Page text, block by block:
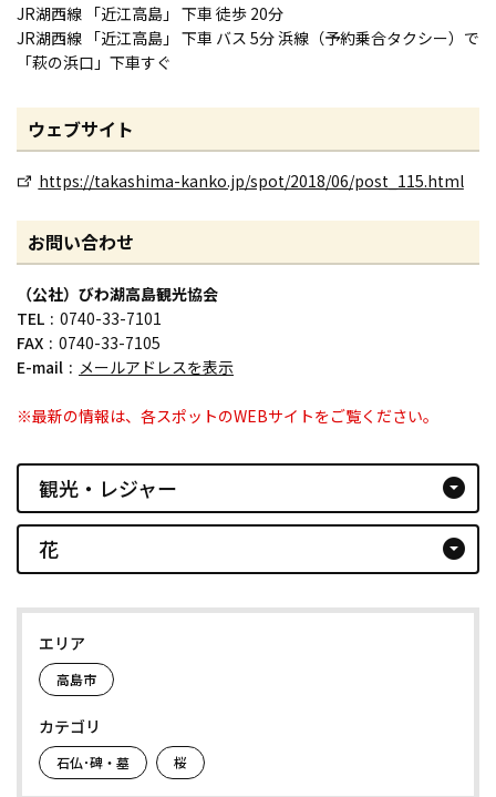
JR湖西線 「近江高島」 下車 徒歩 20分
JR湖西線 「近江高島」 下車 バス 5分 浜線（予約乗合タクシー）で
「萩の浜口」下車すぐ
ウェブサイト
https://takashima-kanko.jp/spot/2018/06/post_115.html
お問い合わせ
（公社）びわ湖高島観光協会
TEL
0740-33-7101
FAX
0740-33-7105
E-mail
メールアドレスを表示
※最新の情報は、各スポットのWEBサイトをご覧ください。
観光・レジャー arrow_drop_down_circle
花 arrow_drop_down_circle
エリア
高島市
カテゴリ
石仏･碑・墓 桜